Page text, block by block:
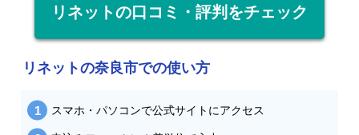
リネットの口コミ・評判をチェック
リネットの奈良市での使い方
スマホ・パソコンで公式サイトにアクセス